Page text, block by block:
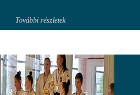
További részletek